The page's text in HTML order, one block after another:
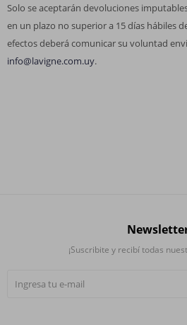
Solo se aceptarán devoluciones
en un plazo no superior a 15 días hábiles
efectos deberá comunicar su voluntad
info@lavigne.com.uy.
¡Suscribite y recibí todas